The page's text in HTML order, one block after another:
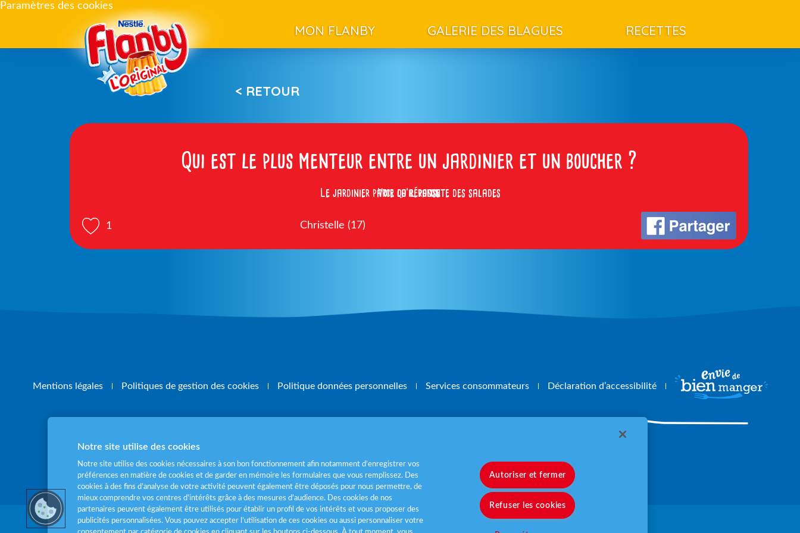
Paramètres des cookies
MON FLANBY GALERIE DES BLAGUES RECETTES
< RETOUR
Qui est le plus menteur entre un jardinier et un boucher ?
Voir la réponse
Le jardinier parce qu’il raconte des salades
1 Christelle (17)
Mentions légales Politiques de gestion des cookies Politique données personnelles Services consommateurs Déclaration d’accessibilité
Pour votre santé, mangez 5 fruits et légumes par jourwww.mangerbouger.fr
Notre site utilise des cookies
Notre site utilise des cookies nécessaires à son bon fonctionnement afin notamment d’enregistrer vos
préférences en matière de cookies et de garder en mémoire les formulaires que vous remplissez. Des
cookies à des fins d’analyse de votre activité peuvent également être déposés pour nous permettre, de
mieux comprendre vos centres d'intérêts grâce à des mesures d’audience. Des cookies de nos
partenaires peuvent également être utilisés pour établir un profil de vos intérêts et vous proposer des
publicités personnalisées. Vous pouvez accepter l’utilisation de ces cookies ou aussi personnaliser votre
Autoriser et fermer
Refuser les cookies